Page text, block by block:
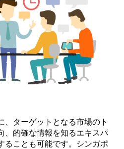
、ターゲットとなる市場のト
、的確な情報を知るエキスパ
ることも可能です。シンガポ